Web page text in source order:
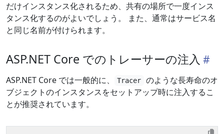
だけインスタンス化されるため、共有の場所で一度インス
タンス化するのがよいでしょう。 また、通常はサービス名
と同じ名前が付けられます。
ASP.NET Core でのトレーサーの注入
ASP.NET Core では一般的に、 Tracer
のような長寿命のオ
ブジェクトのインスタンスをセットアップ時に注入するこ
とが推奨されています。